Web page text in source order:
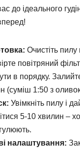
до ідеального
Очистіть пилу
повітряний
в порядку.
(суміш 1:50 з
Увімкніть пилу і
5-10 хвилин –
налаштування: